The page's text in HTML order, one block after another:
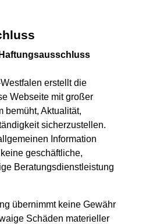
erstellt die
Webseite mit großer
bemüht, Aktualität,
sicherzustellen.
Information
geschäftliche,
Beratungsdienstleistung
übernimmt keine Gewähr
Schäden materieller